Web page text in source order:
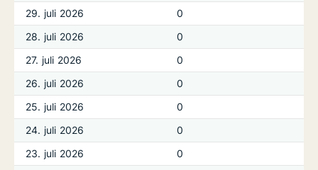
29. juli 2026
0
28. juli 2026
0
27. juli 2026
0
26. juli 2026
0
25. juli 2026
0
24. juli 2026
0
23. juli 2026
0